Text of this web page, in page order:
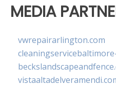
MEDIA
vwrepairarlington.com